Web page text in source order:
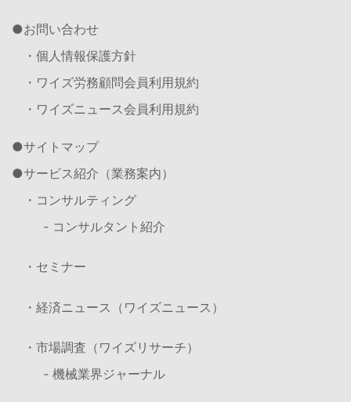
お問い合わせ
・個人情報保護方針
・ワイズ労務顧問会員利用規約
・ワイズニュース会員利用規約
サイトマップ
サービス紹介（業務案内）
・コンサルティング
- コンサルタント紹介
・セミナー
・経済ニュース（ワイズニュース）
・市場調査（ワイズリサーチ）
- 機械業界ジャーナル